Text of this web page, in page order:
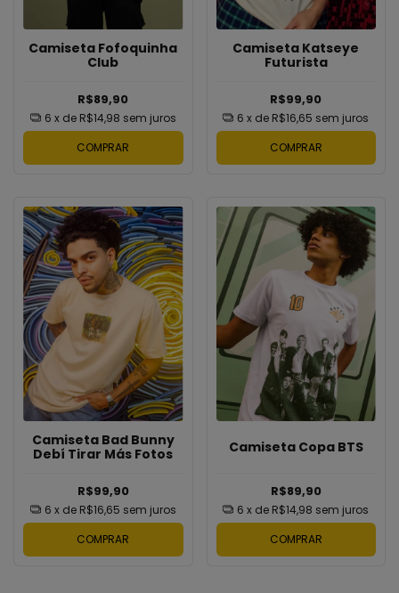
Camiseta Fofoquinha
Club
R$89,90
6 x de R$14,98 sem juros
COMPRAR
Camiseta Katseye
Futurista
R$99,90
6 x de R$16,65 sem juros
COMPRAR
Camiseta Bad Bunny
Debí Tirar Más Fotos
R$99,90
6 x de R$16,65 sem juros
COMPRAR
Camiseta Copa BTS
R$89,90
6 x de R$14,98 sem juros
COMPRAR